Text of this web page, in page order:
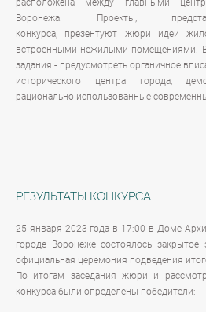
Воронежа. Проекты,
конкурса, презентуют жюри идеи
встроенными нежилыми помещениями.
задания - предусмотреть органичное
исторического центра города,
рационально использованные
РЕЗУЛЬТАТЫ КОНКУРСА
25 января 2023 года в 17:00 в Доме
городе Воронеже состоялось
официальная церемония подведения
По итогам заседания жюри и
конкурса были определены победители: